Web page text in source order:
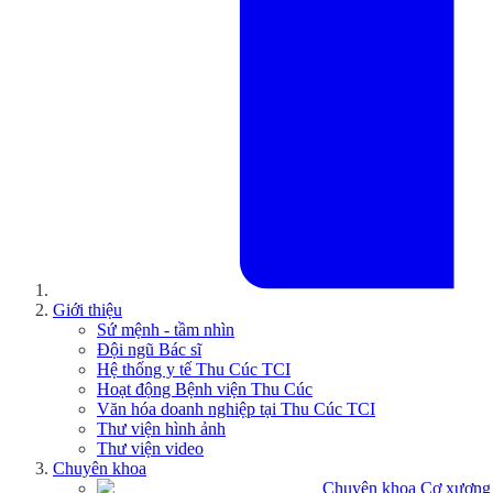
Giới thiệu
Sứ mệnh - tầm nhìn
Đội ngũ Bác sĩ
Hệ thống y tế Thu Cúc TCI
Hoạt động Bệnh viện Thu Cúc
Văn hóa doanh nghiệp tại Thu Cúc TCI
Thư viện hình ảnh
Thư viện video
Chuyên khoa
Chuyên khoa Cơ